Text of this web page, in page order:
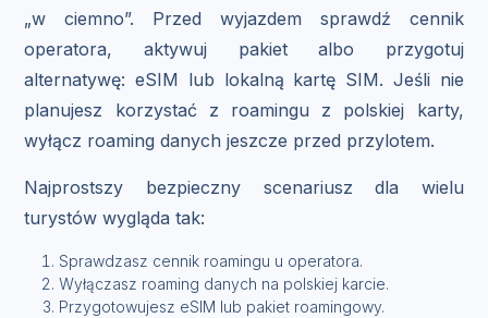
„w ciemno”. Przed wyjazdem sprawdź cennik
operatora, aktywuj pakiet albo przygotuj
alternatywę: eSIM lub lokalną kartę SIM. Jeśli nie
planujesz korzystać z roamingu z polskiej karty,
wyłącz roaming danych jeszcze przed przylotem.
Najprostszy bezpieczny scenariusz dla wielu
turystów wygląda tak:
Sprawdzasz cennik roamingu u operatora.
Wyłączasz roaming danych na polskiej karcie.
Przygotowujesz eSIM lub pakiet roamingowy.